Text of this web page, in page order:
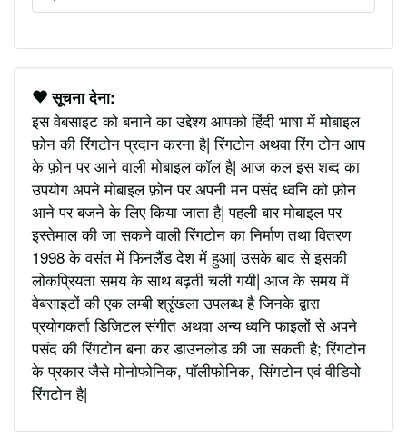
सूचना देना:
इस वेबसाइट को बनाने का उद्देश्य आपको हिंदी भाषा में मोबाइल
फ़ोन की रिंगटोन प्रदान करना है| रिंगटोन अथवा रिंग टोन आप
के फ़ोन पर आने वाली मोबाइल कॉल है| आज कल इस शब्द का
उपयोग अपने मोबाइल फ़ोन पर अपनी मन पसंद ध्वनि को फ़ोन
आने पर बजने के लिए किया जाता है| पहली बार मोबाइल पर
इस्तेमाल की जा सकने वाली रिंगटोन का निर्माण तथा वितरण
1998 के वसंत में फिनलैंड देश में हुआ| उसके बाद से इसकी
लोकप्रियता समय के साथ बढ़ती चली गयी| आज के समय में
वेबसाइटों की एक लम्बी श्रृंखला उपलब्ध है जिनके द्वारा
प्रयोगकर्ता डिजिटल संगीत अथवा अन्य ध्वनि फाइलों से अपने
पसंद की रिंगटोन बना कर डाउनलोड की जा सकती है; रिंगटोन
के प्रकार जैसे मोनोफोनिक, पॉलीफोनिक, सिंगटोन एवं वीडियो
रिंगटोन है|